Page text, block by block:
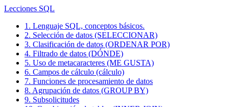
Lecciones SQL
1. Lenguaje SQL, conceptos básicos.
2. Selección de datos (SELECCIONAR)
3. Clasificación de datos (ORDENAR POR)
4. Filtrado de datos (DÓNDE)
5. Uso de metacaracteres (ME GUSTA)
6. Campos de cálculo (cálculo)
7. Funciones de procesamiento de datos
8. Agrupación de datos (GROUP BY)
9. Subsolicitudes